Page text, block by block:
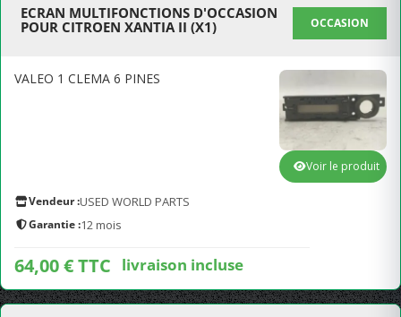
ECRAN MULTIFONCTIONS D'OCCASION
POUR CITROEN XANTIA II (X1)
OCCASION
VALEO 1 CLEMA 6 PINES
Vendeur :USED WORLD PARTS
Garantie :12 mois
64,00 € TTC livraison incluse
Voir le produit